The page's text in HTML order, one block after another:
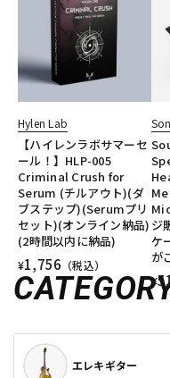
Hylen Lab
【ハイレンラボサマーセ
ール！】HLP-005
Criminal Crush for
Serum (チルアウト)(ダ
ブステップ)(Serumプリ
セット)(オンライン納品)
(2時間以内に納品)
¥1,756 （税込）
ジ
ケ
が
¥
エレキギター